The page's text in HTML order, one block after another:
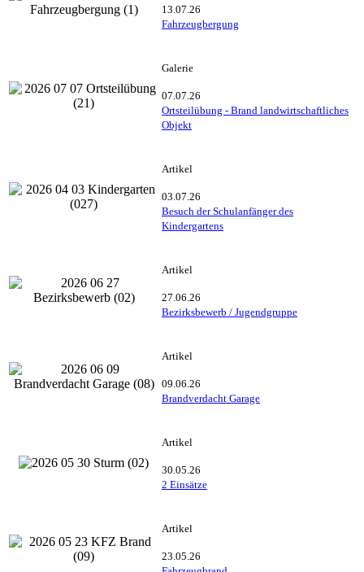
13.07.26
Fahrzeugbergung
Galerie
07.07.26
Ortsteilübung - Brand landwirtschaftliches
Objekt
Artikel
03.07.26
Besuch der Schulanfänger des
Kindergartens
Artikel
27.06.26
Bezirksbewerb / Jugendgruppe
Artikel
09.06.26
Brandverdacht Garage
Artikel
30.05.26
2 Einsätze
Artikel
23.05.26